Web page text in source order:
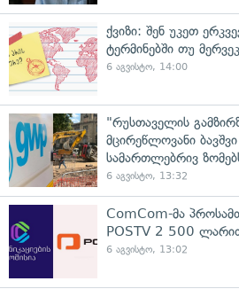
ქვიზი: შენ უკეთ
ტერმინებში თუ
6 აგვისტო, 14:00
"რუსთაველის
მცირეწლოვანი
სამართლებრივ
6 აგვისტო, 13:32
ComCom-მა
POSTV 2 500
6 აგვისტო, 13:02